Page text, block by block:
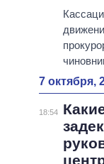
7 октября,
18:54